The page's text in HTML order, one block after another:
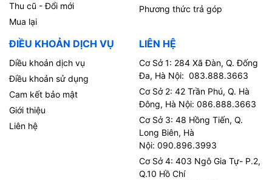
Thu cũ - Đổi mới
Mua lại
Phương thức trả góp
ĐIỀU KHOẢN DỊCH VỤ
Diều khoản dịch vụ
Điều khoản sử dụng
Cam kết bảo mật
Giới thiệu
Liên hệ
LIÊN HỆ
Cơ Sở 1: 284 Xã Đàn, Q. Đống
Đa, Hà Nội: 083.888.3663
Cơ Sở 2: 42 Trần Phú, Q. Hà
Đông, Hà Nội: 086.888.3663
Cơ Sở 3: 48 Hồng Tiến, Q.
Long Biên, Hà
Nội: 090.896.3993
Cơ Sở 4: 403 Ngô Gia Tự- P.2,
Q.10 Hồ Chí